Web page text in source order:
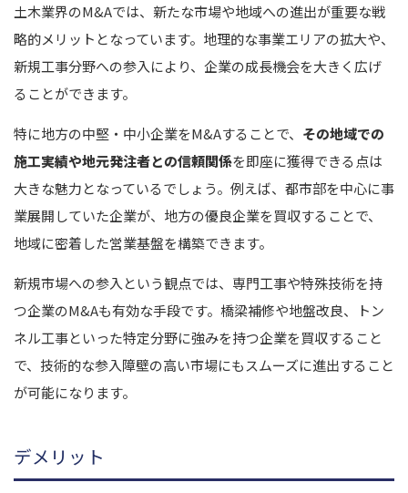
土木業界のM&Aでは、新たな市場や地域への進出が重要な戦
略的メリットとなっています。地理的な事業エリアの拡大や、
新規工事分野への参入により、企業の成長機会を大きく広げ
ることができます。
特に地方の中堅・中小企業をM&Aすることで、 その地域での
施工実績や地元発注者との信頼関係を即座に獲得できる点は
大きな魅力となっているでしょう。例えば、都市部を中心に事
業展開していた企業が、地方の優良企業を買収することで、
地域に密着した営業基盤を構築できます。
新規市場への参入という観点では、専門工事や特殊技術を持
つ企業のM&Aも有効な手段です。橋梁補修や地盤改良、トン
ネル工事といった特定分野に強みを持つ企業を買収すること
で、技術的な参入障壁の高い市場にもスムーズに進出すること
が可能になります。
デメリット